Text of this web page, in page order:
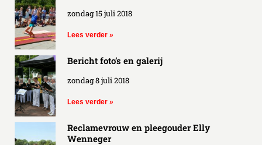
zondag 15 juli 2018
Lees verder »
Bericht foto’s en galerij
zondag 8 juli 2018
Lees verder »
Reclamevrouw en pleegouder Elly
Wenneger